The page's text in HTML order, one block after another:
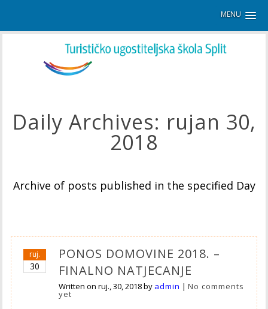
MENU
Daily Archives: rujan 30,
2018
Archive of posts published in the specified Day
ruj.
30
PONOS DOMOVINE 2018. –
FINALNO NATJECANJE
Written onruj., 30, 2018by admin |No comments
yet